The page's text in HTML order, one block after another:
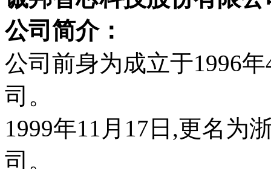
公司简介：
公司前身为成立于1996
司。
1999年11月17日,更名为
司。